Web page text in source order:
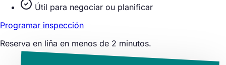
Útil para negociar ou planificar
Programar inspección
Reserva en liña en menos de 2 minutos.